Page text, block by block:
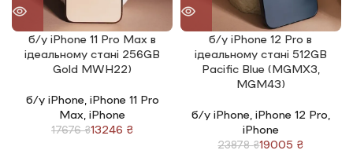
б/у iPhone 11 Pro Max в
ідеальному стані 256GB
Gold MWH22)
б/у iPhone, iPhone 11 Pro
Max iPhone
17676₴13246 ₴
б/у iPhone 12 Pro в
ідеальному стані 512GB
Pacific Blue (MGMX3,
MGM43)
б/у iPhone, iPhone 12 Pro
iPhone
23878₴19005 ₴